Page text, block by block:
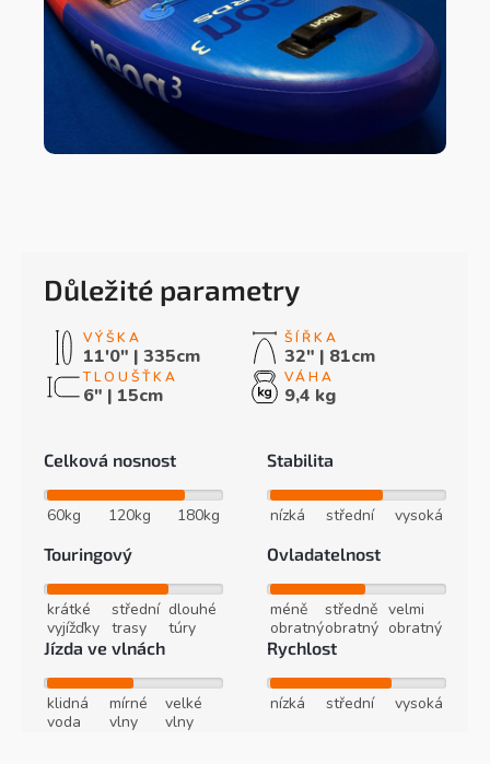
Důležité parametry
11'0" | 335cm
32" | 81cm
6" | 15cm
9,4 kg
Celková nosnost
60kg 120kg 180kg
Stabilita
nízká střední
vysoká
Touringový
krátké
vyjížďky
střední
trasy
dlouhé
túry
Ovladatelnost
méně
obratný
středně
obratný
velmi
obratný
Jízda ve vlnách
klidná
voda
mírné
vlny
velké
vlny
Rychlost
nízká střední vysoká